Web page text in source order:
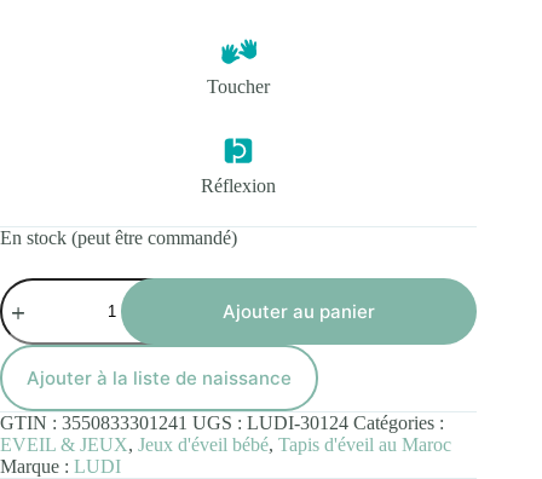
Toucher
Réflexion
En stock (peut être commandé)
quantité
de
Tapis
d’eau
Sirène
Ajouter au panier
Ajouter à la liste de naissance
GTIN : 3550833301241 UGS : LUDI-30124 Catégories :
EVEIL & JEUX, Jeux d'éveil bébé, Tapis d'éveil au Maroc
Marque : LUDI